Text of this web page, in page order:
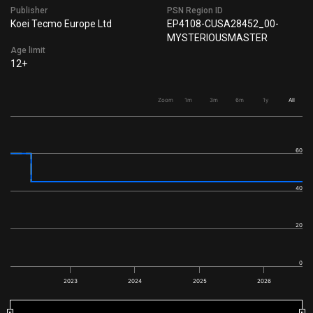
Publisher
Koei Tecmo Europe Ltd
Age limit
12+
PSN Region ID
EP4108-CUSA28452_00-
MYSTERIOUSMASTER
Zoom 1m 3m 6m 1y All
2023 2024 2025 2026
0
20
40
60